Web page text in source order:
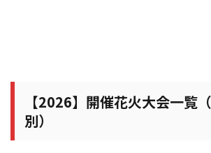
【2026】開催花火大会一覧
別）